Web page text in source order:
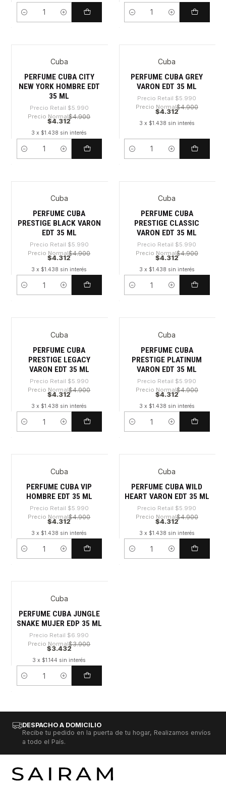
Cantidad Cantidad
Cuba
PERFUME CUBA CITY
NEW YORK HOMBRE EDT
35 ML
Precio Retail $5.990
Precio Normal$4.900
$4.312
3 x $1.438 sin interés
Cantidad
Cuba
PERFUME CUBA GREY
VARON EDT 35 ML
Precio Retail $5.990
Precio Normal$4.900
$4.312
3 x $1.438 sin interés
Cantidad
Cuba
PERFUME CUBA
PRESTIGE BLACK VARON
EDT 35 ML
Precio Retail $5.990
Precio Normal$4.900
$4.312
3 x $1.438 sin interés
Cantidad
Cuba
PERFUME CUBA
PRESTIGE CLASSIC
VARON EDT 35 ML
Precio Retail $5.990
Precio Normal$4.900
$4.312
3 x $1.438 sin interés
Cantidad
Cuba
PERFUME CUBA
PRESTIGE LEGACY
VARON EDT 35 ML
Precio Retail $5.990
Precio Normal$4.900
$4.312
3 x $1.438 sin interés
Cantidad
Cuba
PERFUME CUBA
PRESTIGE PLATINUM
VARON EDT 35 ML
Precio Retail $5.990
Precio Normal$4.900
$4.312
3 x $1.438 sin interés
Cantidad
Cuba
PERFUME CUBA VIP
HOMBRE EDT 35 ML
Precio Retail $5.990
Precio Normal$4.900
$4.312
3 x $1.438 sin interés
Cantidad
Cuba
PERFUME CUBA WILD
HEART VARON EDT 35 ML
Precio Retail $5.990
Precio Normal$4.900
$4.312
3 x $1.438 sin interés
Cantidad
Cuba
PERFUME CUBA JUNGLE
SNAKE MUJER EDP 35 ML
Precio Retail $6.990
Precio Normal$3.900
$3.432
3 x $1.144 sin interés
Cantidad
DESPACHO A DOMICILIO
Recibe tu pedido en la puerta de tu hogar, Realizamos envíos
a todo el País.